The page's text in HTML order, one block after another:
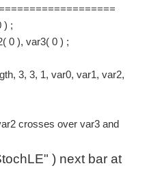
) ;
0 ), var3( 0 ) ;
3, 3, 1, var0, var1, var2,
crosses over var3 and
) next bar at